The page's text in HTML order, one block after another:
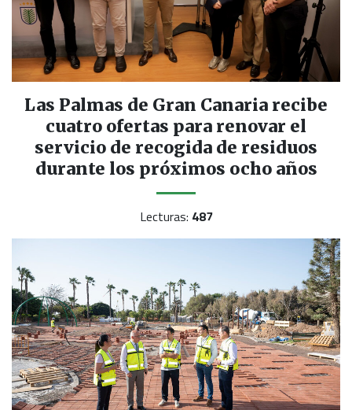
Las Palmas de Gran Canaria recibe
cuatro ofertas para renovar el
servicio de recogida de residuos
durante los próximos ocho años
Lecturas: 487